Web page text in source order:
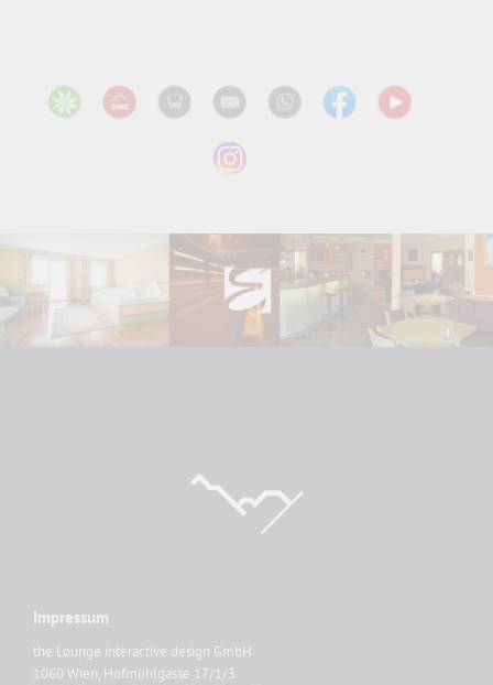
Impressum
the Lounge interactive design GmbH
1060 Wien, Hofmühlgasse 17/1/3